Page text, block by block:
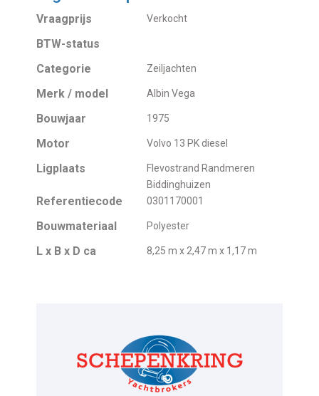
Vraagprijs Verkocht
BTW-status
Categorie
Zeiljachten
Merk / model Albin Vega
Bouwjaar 1975
Motor Volvo 13 PK diesel
Ligplaats
Flevostrand Randmeren
Biddinghuizen
Referentiecode 0301170001
Bouwmateriaal Polyester
L x B x D ca 8,25 m x 2,47 m x 1,17 m